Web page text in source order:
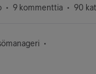
9 kommenttia 90